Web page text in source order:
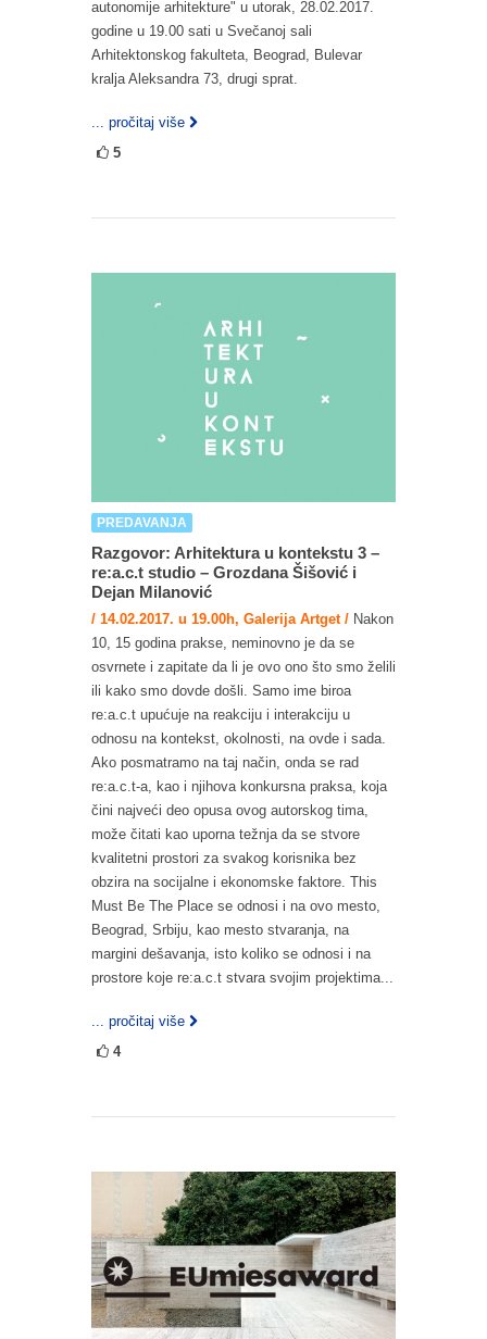
autonomije arhitekture" u utorak, 28.02.2017.
godine u 19.00 sati u Svečanoj sali
Arhitektonskog fakulteta, Beograd, Bulevar
kralja Aleksandra 73, drugi sprat.
... pročitaj više
5
PREDAVANJA
Razgovor: Arhitektura u kontekstu 3 –
re:a.c.t studio – Grozdana Šišović i
Dejan Milanović
/ 14.02.2017. u 19.00h, Galerija Artget / Nakon
10, 15 godina prakse, neminovno je da se
osvrnete i zapitate da li je ovo ono što smo želili
ili kako smo dovde došli. Samo ime biroa
re:a.c.t upućuje na reakciju i interakciju u
odnosu na kontekst, okolnosti, na ovde i sada.
Ako posmatramo na taj način, onda se rad
re:a.c.t-a, kao i njihova konkursna praksa, koja
čini najveći deo opusa ovog autorskog tima,
može čitati kao uporna težnja da se stvore
kvalitetni prostori za svakog korisnika bez
obzira na socijalne i ekonomske faktore. This
Must Be The Place se odnosi i na ovo mesto,
Beograd, Srbiju, kao mesto stvaranja, na
margini dešavanja, isto koliko se odnosi i na
prostore koje re:a.c.t stvara svojim projektima...
... pročitaj više
4